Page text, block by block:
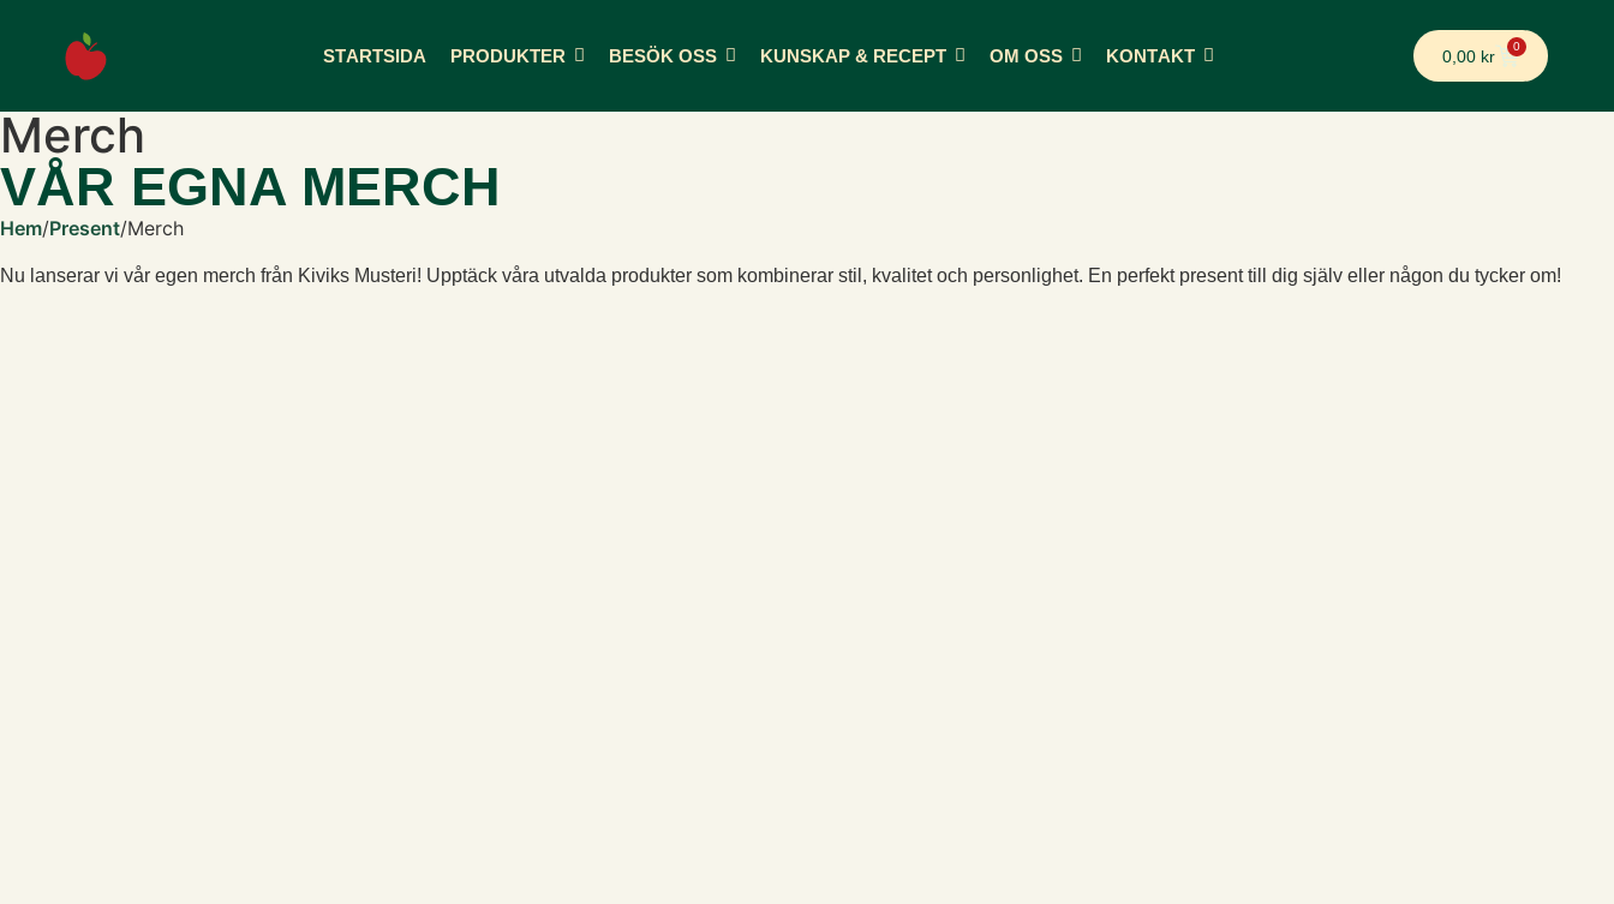
STARTSIDA PRODUKTER BESÖK OSS KUNSKAP & RECEPT OM OSS KONTAKT 0,00 kr
0
Merch
VÅR EGNA MERCH
Hem/Present/Merch
Nu lanserar vi vår egen merch från Kiviks Musteri! Upptäck våra utvalda produkter som kombinerar stil, kvalitet och personlighet. En perfekt present till dig själv eller någon du tycker om!